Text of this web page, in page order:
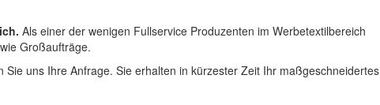
Als einer der wenigen Fullservice Produzenten im Werbetextilbereich
Großaufträge.
uns Ihre Anfrage. Sie erhalten in kürzester Zeit Ihr maßgeschneidertes